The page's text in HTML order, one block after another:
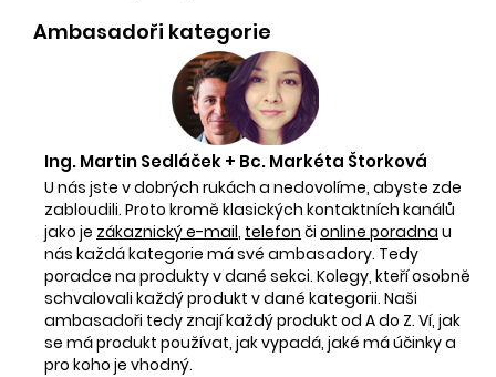
Ambasadoři kategorie
Ing. Martin Sedláček + Bc. Markéta Štorková
U nás jste v dobrých rukách a nedovolíme, abyste zde
zabloudili. Proto kromě klasických kontaktních kanálů
jako je zákaznický e-mail, telefon či online poradna u
nás každá kategorie má své ambasadory. Tedy
poradce na produkty v dané sekci. Kolegy, kteří osobně
schvalovali každý produkt v dané kategorii. Naši
ambasadoři tedy znají každý produkt od A do Z. Ví, jak
se má produkt používat, jak vypadá, jaké má účinky a
pro koho je vhodný.